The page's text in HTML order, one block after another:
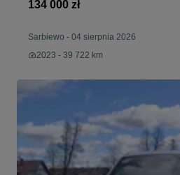
134 000 zł
Sarbiewo - 04 sierpnia 2026
2023 - 39 722 km